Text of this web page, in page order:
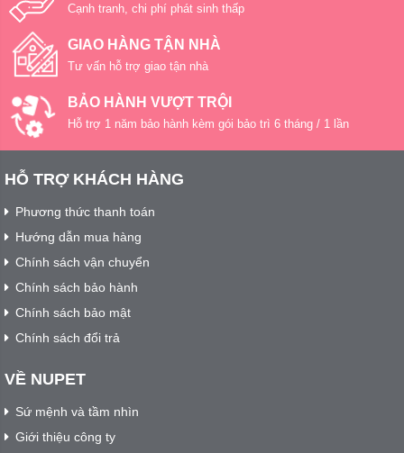
Cạnh tranh, chi phí phát sinh thấp
GIAO HÀNG TẬN NHÀ
Tư vấn hỗ trợ giao tận nhà
BẢO HÀNH VƯỢT TRỘI
Hỗ trợ 1 năm bảo hành kèm gói bảo trì 6 tháng / 1 lần
HỖ TRỢ KHÁCH HÀNG
Phương thức thanh toán
Hướng dẫn mua hàng
Chính sách vận chuyển
Chính sách bảo hành
Chính sách bảo mật
Chính sách đổi trả
VỀ NUPET
Sứ mệnh và tầm nhìn
Giới thiệu công ty